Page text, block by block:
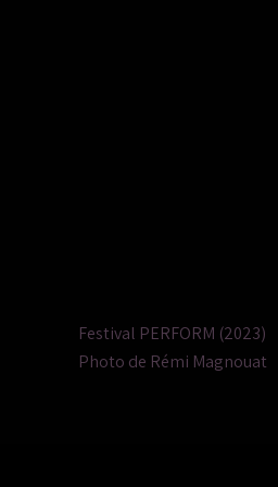
Festival PERFORM (2023)
Photo de Rémi Magnouat